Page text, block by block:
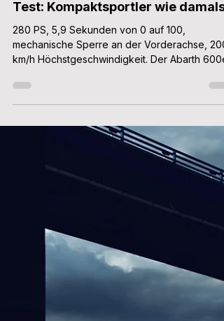
Abarth 600e Scorpionissima im
Test: Kompaktsportler wie damals
280 PS, 5,9 Sekunden von 0 auf 100,
mechanische Sperre an der Vorderachse, 200
km/h Höchstgeschwindigkeit. Der Abarth 600e
dann, wenn man am Scheitelpunkt den Strom